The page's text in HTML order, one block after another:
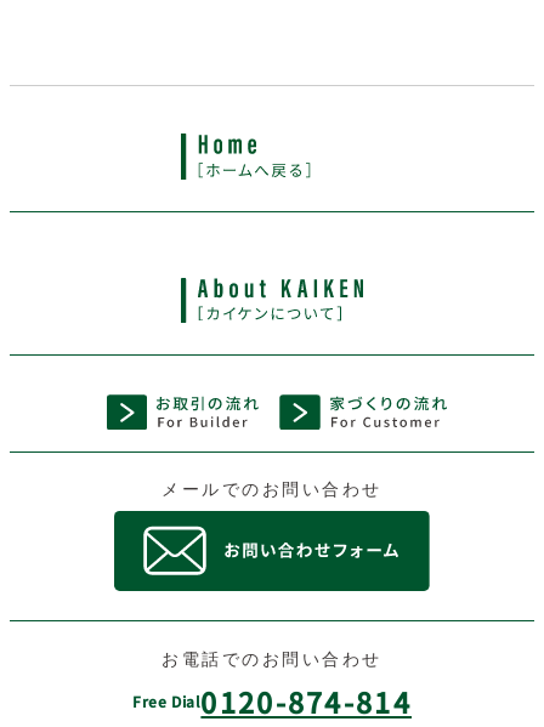
メールでのお問い合わせ
お電話でのお問い合わせ
Free Dial0120-874-814